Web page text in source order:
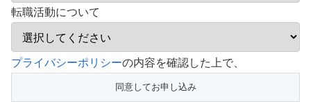
転職活動について
こ
フ
プライバシーポリシーの内容を確認した上で、